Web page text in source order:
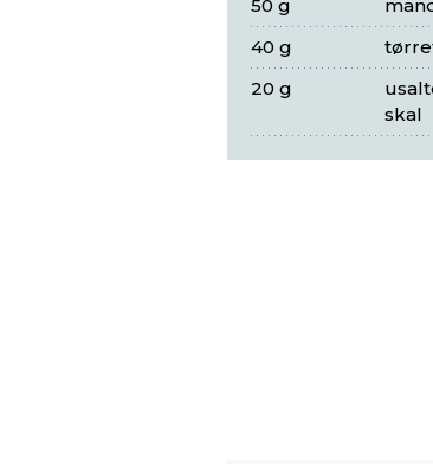
50 g
40 g
skal
20 g